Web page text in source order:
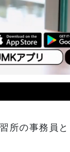
所の事務員と